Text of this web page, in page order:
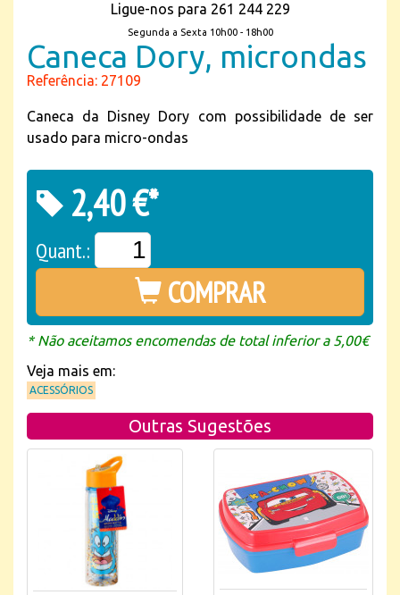
Ligue-nos para 261 244 229
Segunda a Sexta 10h00 - 18h00
Caneca Dory, microndas
Referência: 27109
Caneca da Disney Dory com possibilidade de ser
usado para micro-ondas
2,40 €*
Quant.:
COMPRAR
* Não aceitamos encomendas de total inferior a 5,00€
Veja mais em:
ACESSÓRIOS
Outras Sugestões